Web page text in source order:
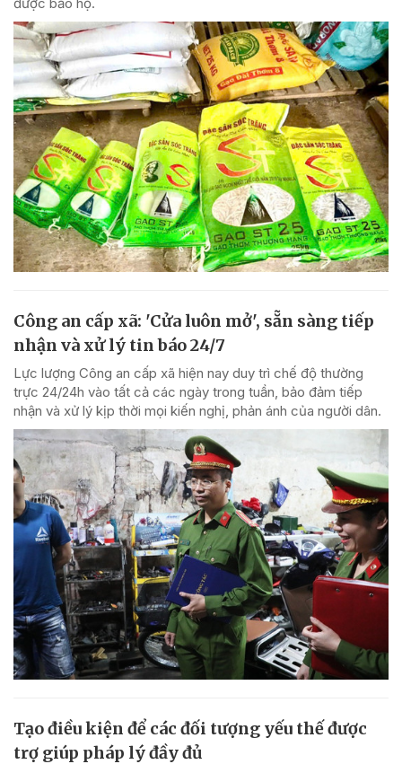
Công an cấp xã: 'Cửa luôn mở', sẵn sàng tiếp
nhận và xử lý tin báo 24/7
Lực lượng Công an cấp xã hiện nay duy trì chế độ thường
trực 24/24h vào tất cả các ngày trong tuần, bảo đảm tiếp
nhận và xử lý kịp thời mọi kiến nghị, phản ánh của người dân.
Tạo điều kiện để các đối tượng yếu thế được
trợ giúp pháp lý đầy đủ